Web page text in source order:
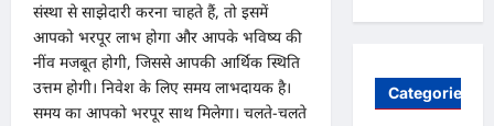
संस्था से साझेदारी करना चाहते हैं, तो इसमें
आपको भरपूर लाभ होगा और आपके भविष्य की
नींव मजबूत होगी, जिससे आपकी आर्थिक स्थिति
उत्तम होगी। निवेश के लिए समय लाभदायक है।
समय का आपको भरपूर साथ मिलेगा। चलते-चलते
Categories